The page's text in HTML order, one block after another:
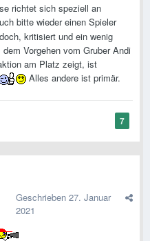
richtet sich speziell an
bitte wieder einen Spieler
kritisiert und ein wenig
Vorgehen vom Gruber Andi
am Platz zeigt, ist
Alles andere ist primär.
7
Geschrieben 27. Januar
2021